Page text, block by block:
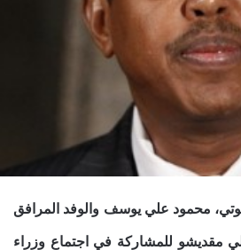
محمود علي يوسف والوفد المرافق
مقديشو للمشاركة في اجتماع وزراء